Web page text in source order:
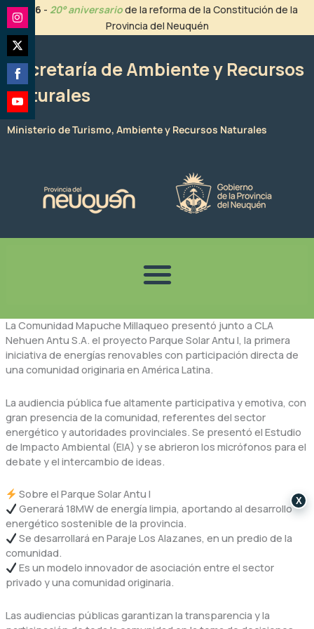
contenido
2026 - 20° aniversariode la reforma de la Constitución de la
Provincia del Neuquén
Secretaría de Ambiente y Recursos
Naturales
Ministerio de Turismo, Ambiente y Recursos Naturales
La Comunidad Mapuche Millaqueo presentó junto a CLA
Nehuen Antu S.A. el proyecto Parque Solar Antu I, la primera
iniciativa de energías renovables con participación directa de
una comunidad originaria en América Latina.
La audiencia pública fue altamente participativa y emotiva, con
gran presencia de la comunidad, referentes del sector
energético y autoridades provinciales. Se presentó el Estudio
de Impacto Ambiental (EIA) y se abrieron los micrófonos para el
debate y el intercambio de ideas.
Sobre el Parque Solar Antu I
Generará 18MW de energía limpia, aportando al desarrollo
energético sostenible de la provincia.
Se desarrollará en Paraje Los Alazanes, en un predio de la
comunidad.
Es un modelo innovador de asociación entre el sector
privado y una comunidad originaria.
Las audiencias públicas garantizan la transparencia y la
Share
on
Instagram
Share
on
Twitter
Share
on
Facebook
Share
on
X